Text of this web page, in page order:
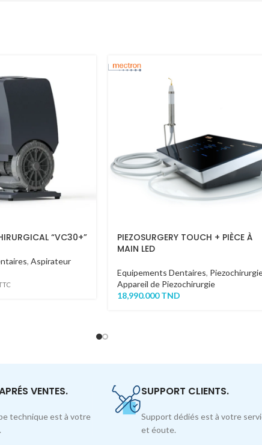
“VC30+”
, Aspirateur
PIEZOSURGERY TOUCH + PIÈCE À
MAIN LED
Equipements Dentaires,
Appareil de Piezochirurgie
18,990.000TND
VENTES.
technique est à votre
SUPPORT CLIENTS.
Support dédiés est à votre
et éoute.